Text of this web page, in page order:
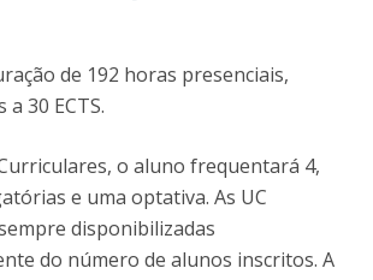
de 192 horas presenciais,
30 ECTS.
o aluno frequentará 4,
e uma optativa. As UC
disponibilizadas
do número de alunos inscritos. A